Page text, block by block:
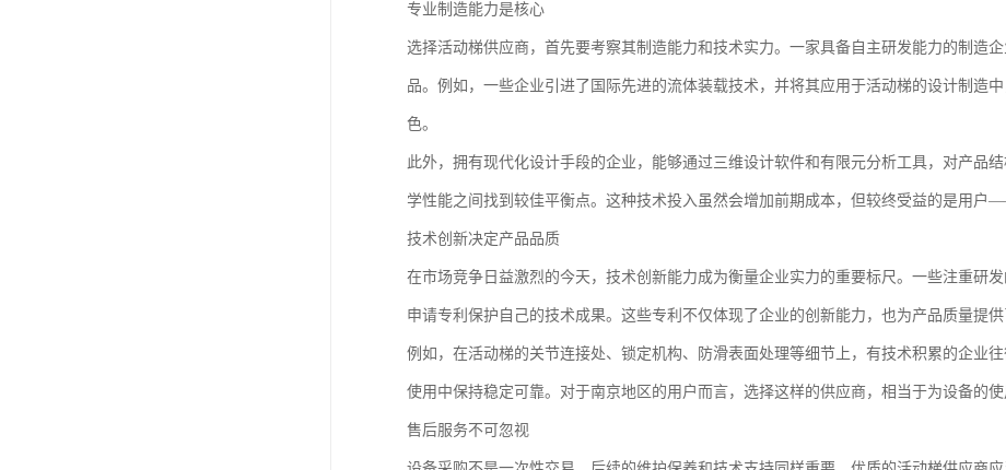
专业制造能力是核心
选择活动梯供应商，首先要考察其制造能力和技术实力。一家具备自主研发能力的制造
品。例如，一些企业引进了国际先进的流体装载技术，并将其应用于活动梯的设计制造
色。
此外，拥有现代化设计手段的企业，能够通过三维设计软件和有限元分析工具，对产品
学性能之间找到较佳平衡点。这种技术投入虽然会增加前期成本，但较终受益的是用户
技术创新决定产品品质
在市场竞争日益激烈的今天，技术创新能力成为衡量企业实力的重要标尺。一些注重研
申请专利保护自己的技术成果。这些专利不仅体现了企业的创新能力，也为产品质量提供
例如，在活动梯的关节连接处、锁定机构、防滑表面处理等细节上，有技术积累的企业
使用中保持稳定可靠。对于南京地区的用户而言，选择这样的供应商，相当于为设备的使
售后服务不可忽视